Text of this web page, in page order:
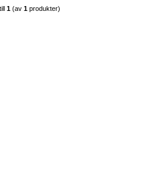
till 1 (av 1 produkter)